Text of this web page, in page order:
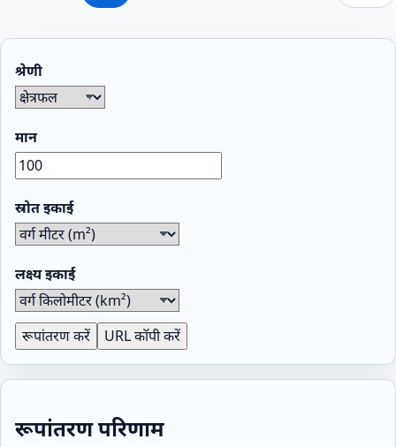
श्रेणी
मान
स्रोत इकाई
लक्ष्य इकाई
रूपांतरण करें URL कॉपी करें
रूपांतरण परिणाम